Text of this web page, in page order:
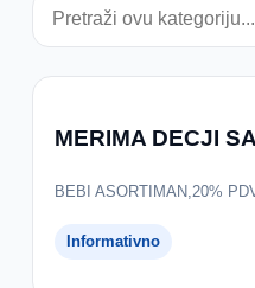
MERIMA DECJI
BEBI ASORTIMAN,20%
Informativno